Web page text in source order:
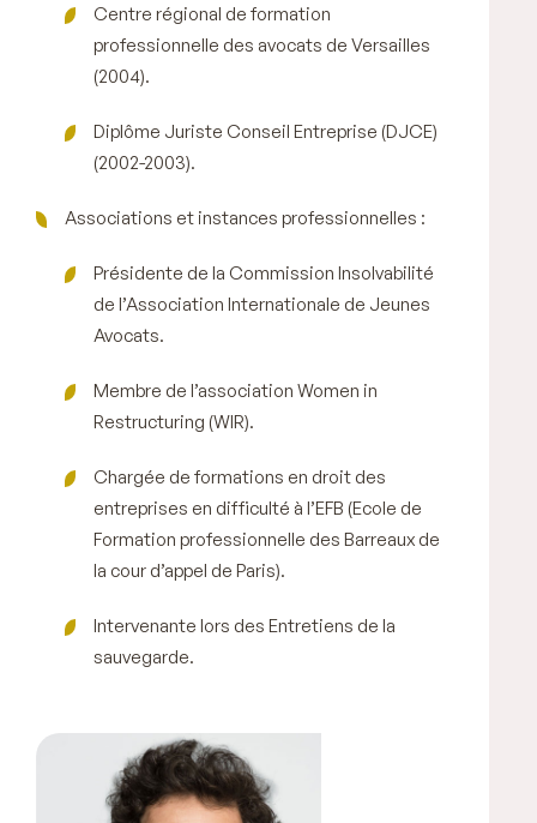
Centre régional de formation
professionnelle des avocats de Versailles
(2004).
Diplôme Juriste Conseil Entreprise (DJCE)
(2002-2003).
Associations et instances professionnelles :
Présidente de la Commission Insolvabilité
de l’Association Internationale de Jeunes
Avocats.
Membre de l’association Women in
Restructuring (WIR).
Chargée de formations en droit des
entreprises en difficulté à l’EFB (Ecole de
Formation professionnelle des Barreaux de
la cour d’appel de Paris).
Intervenante lors des Entretiens de la
sauvegarde.